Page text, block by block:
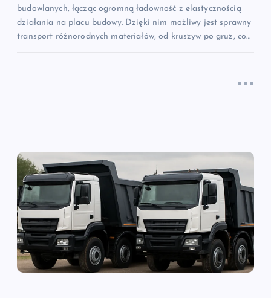
budowlanych, łącząc ogromną ładowność z elastycznością
działania na placu budowy. Dzięki nim możliwy jest sprawny
transport różnorodnych materiałów, od kruszyw po gruz, co…